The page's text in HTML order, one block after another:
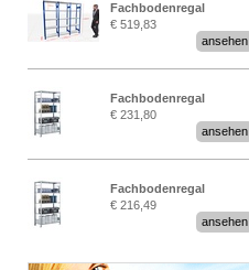
Fachbodenregal
Stecksystem MultiPlus
2,25 Meter breit
€ 519,83
ansehen
Fachbodenregal
Stecksystem MultiPlus
€ 231,80
ansehen
Fachbodenregal
Stecksystem MultiPlus
€ 216,49
ansehen